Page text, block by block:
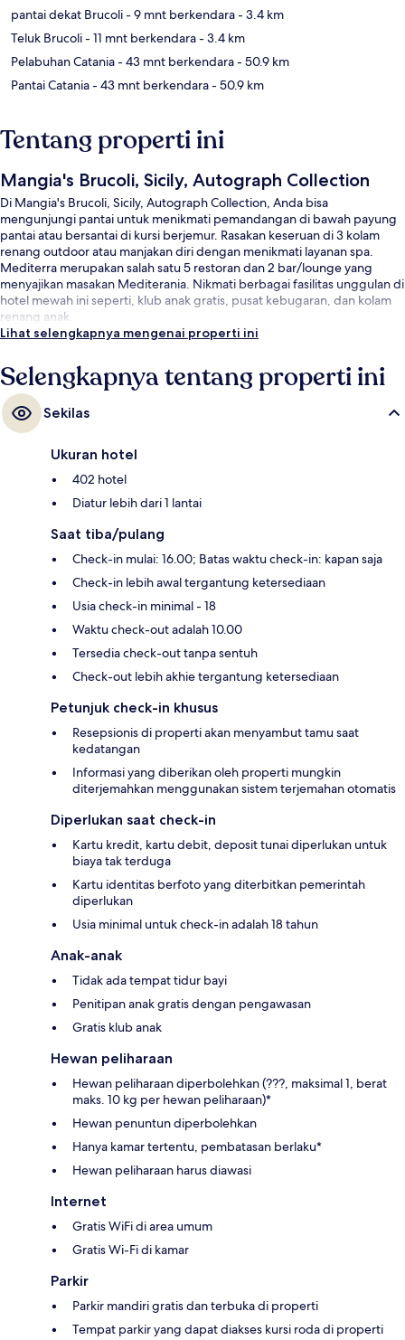
pantai dekat Brucoli- 9 mnt berkendara- 3.4 km
Teluk Brucoli- 11 mnt berkendara- 3.4 km
Pelabuhan Catania- 43 mnt berkendara- 50.9 km
Pantai Catania- 43 mnt berkendara- 50.9 km
Tentang properti ini
Mangia's Brucoli, Sicily, Autograph Collection
Di Mangia's Brucoli, Sicily, Autograph Collection, Anda bisa
mengunjungi pantai untuk menikmati pemandangan di bawah payung
pantai atau bersantai di kursi berjemur. Rasakan keseruan di 3 kolam
renang outdoor atau manjakan diri dengan menikmati layanan spa.
Mediterra merupakan salah satu 5 restoran dan 2 bar/lounge yang
menyajikan masakan Mediterania. Nikmati berbagai fasilitas unggulan di
hotel mewah ini seperti, klub anak gratis, pusat kebugaran, dan kolam
renang anak.
Lihat selengkapnya mengenai properti ini
Selengkapnya tentang properti ini
Sekilas
Ukuran hotel
402 hotel
Diatur lebih dari 1 lantai
Saat tiba/pulang
Check-in mulai: 16.00; Batas waktu check-in: kapan saja
Check-in lebih awal tergantung ketersediaan
Usia check-in minimal - 18
Waktu check-out adalah 10.00
Tersedia check-out tanpa sentuh
Check-out lebih akhie tergantung ketersediaan
Petunjuk check-in khusus
Resepsionis di properti akan menyambut tamu saat
kedatangan
Informasi yang diberikan oleh properti mungkin
diterjemahkan menggunakan sistem terjemahan otomatis
Diperlukan saat check-in
Kartu kredit, kartu debit, deposit tunai diperlukan untuk
biaya tak terduga
Kartu identitas berfoto yang diterbitkan pemerintah
diperlukan
Usia minimal untuk check-in adalah 18 tahun
Anak-anak
Tidak ada tempat tidur bayi
Penitipan anak gratis dengan pengawasan
Gratis klub anak
Hewan peliharaan
Hewan peliharaan diperbolehkan (???, maksimal 1, berat
maks. 10 kg per hewan peliharaan)*
Hewan penuntun diperbolehkan
Hanya kamar tertentu, pembatasan berlaku*
Hewan peliharaan harus diawasi
Internet
Gratis WiFi di area umum
Gratis Wi-Fi di kamar
Parkir
Parkir mandiri gratis dan terbuka di properti
Tempat parkir yang dapat diakses kursi roda di properti